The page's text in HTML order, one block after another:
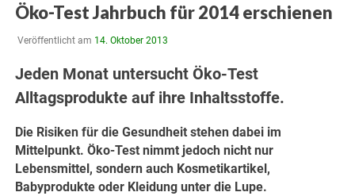
Öko-Test Jahrbuch für 2014 erschienen
Veröffentlicht am 14. Oktober 2013
Jeden Monat untersucht Öko-Test
Alltagsprodukte auf ihre Inhaltsstoffe.
Die Risiken für die Gesundheit stehen dabei im
Mittelpunkt. Öko-Test nimmt jedoch nicht nur
Lebensmittel, sondern auch Kosmetikartikel,
Babyprodukte oder Kleidung unter die Lupe.